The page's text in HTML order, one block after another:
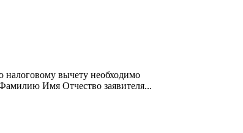
налоговому вычету необходимо
Имя Отчество заявителя...